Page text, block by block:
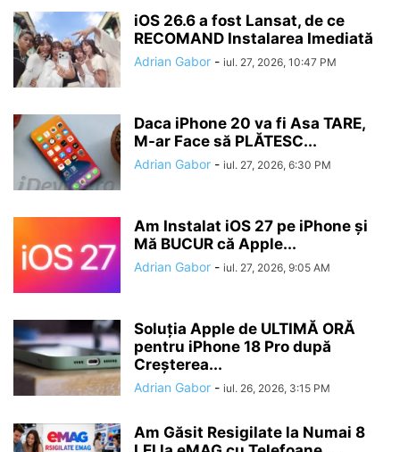
iOS 26.6 a fost Lansat, de ce
RECOMAND Instalarea Imediată
Adrian Gabor - iul. 27, 2026, 10:47 PM
Daca iPhone 20 va fi Asa TARE,
M-ar Face să PLĂTESC...
Adrian Gabor - iul. 27, 2026, 6:30 PM
Am Instalat iOS 27 pe iPhone și
Mă BUCUR că Apple...
Adrian Gabor - iul. 27, 2026, 9:05 AM
Soluția Apple de ULTIMĂ ORĂ
pentru iPhone 18 Pro după
Creșterea...
Adrian Gabor - iul. 26, 2026, 3:15 PM
Am Găsit Resigilate la Numai 8